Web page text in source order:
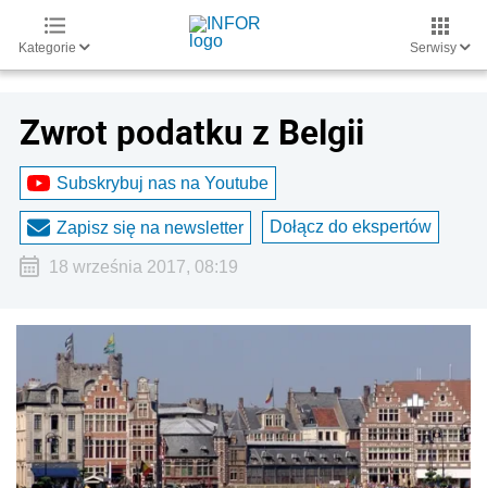
Kategorie Serwisy
Zwrot podatku z Belgii
Subskrybuj nas na Youtube
Zapisz się na newsletter Dołącz do ekspertów
18 września 2017, 08:19